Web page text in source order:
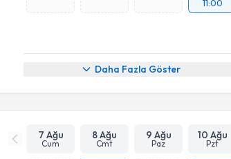
11:00
Daha Fazla Göster
7 Ağu
Cum
8 Ağu
Cmt
9 Ağu
Paz
10 Ağu
Pzt